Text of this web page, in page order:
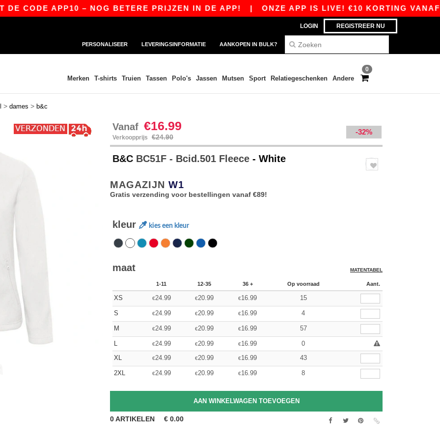
APP10 – NOG BETERE PRIJZEN IN DE APP!|ONZE APP IS LIVE! €10 KORTING VANAF €80
LOGIN REGISTREER NU
PERSONALISEER LEVERINGSINFORMATIE AANKOPEN IN BULK?
0
Merken T-shirts Truien Tassen Polo's Jassen Mutsen Sport Relatiegeschenken Andere
> dames > b&c
Vanaf €16.99
Verkoopprijs €24.90
-32%
B&C BC51F - Bcid.501 Fleece - White
MAGAZIJN W1
Gratis verzending voor bestellingen vanaf €89!
kleur kies een kleur
maat MATENTABEL
1-11 12-35 36 + Op voorraad Aant.
XS €24.99 €20.99 €16.99 15
S €24.99 €20.99 €16.99 4
M €24.99 €20.99 €16.99 57
L €24.99 €20.99 €16.99
0
XL
€24.99 €20.99 €16.99 43
2XL €24.99 €20.99 €16.99 8
0ARTIKELEN € 0.00